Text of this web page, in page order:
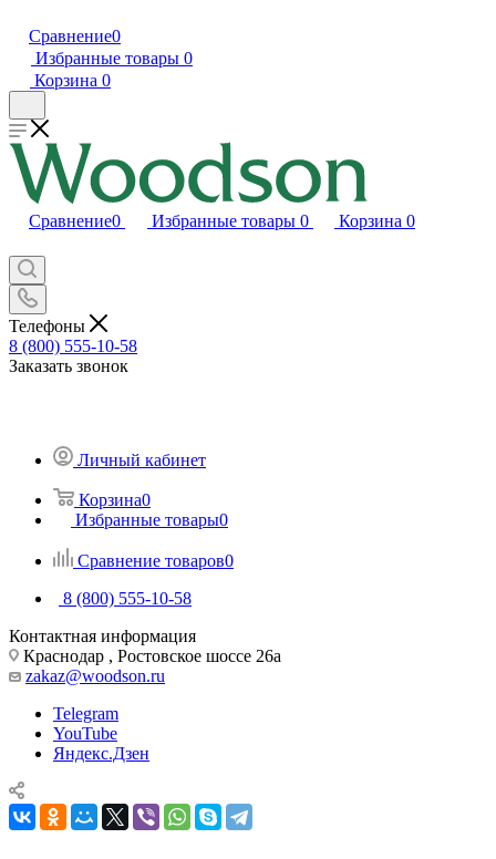
Сравнение0
Избранные товары 0
Корзина 0
Сравнение0 Избранные товары 0 Корзина 0
Телефоны
8 (800) 555-10-58
Заказать звонок
Личный кабинет
Корзина0
Избранные товары0
Сравнение товаров0
8 (800) 555-10-58
Контактная информация
Краснодар , Ростовское шоссе 26а
zakaz@woodson.ru
Telegram
YouTube
Яндекс.Дзен